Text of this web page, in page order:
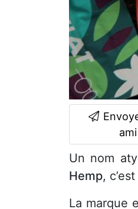
ami
Un nom
Hemp,
La marque